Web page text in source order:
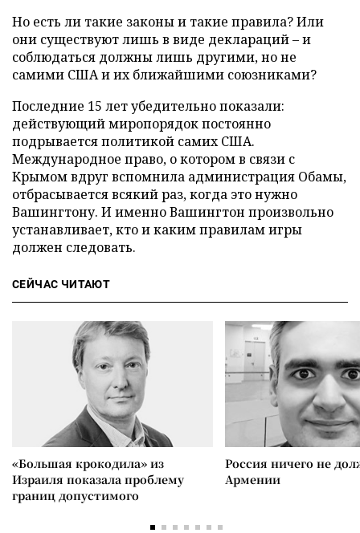
Но есть ли такие законы и такие правила? Или
они существуют лишь в виде деклараций – и
соблюдаться должны лишь другими, но не
самими США и их ближайшими союзниками?
Последние 15 лет убедительно показали:
действующий миропорядок постоянно
подрывается политикой самих США.
Международное право, о котором в связи с
Крымом вдруг вспомнила администрация Обамы,
отбрасывается всякий раз, когда это нужно
Вашингтону. И именно Вашингтон произвольно
устанавливает, кто и каким правилам игры
должен следовать.
СЕЙЧАС ЧИТАЮТ
«Большая крокодила» из
Израиля показала проблему
границ допустимого
Россия ничего не
Армении